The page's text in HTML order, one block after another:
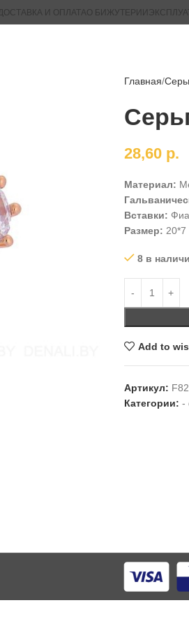
ДОСТАВКА И ОПЛАТАО БИЖУТЕРИИ
Главная
28,60 р.
Материал:
Вставки:
Размер: 20*7
8 в
Add to
Артикул:
Категории: -